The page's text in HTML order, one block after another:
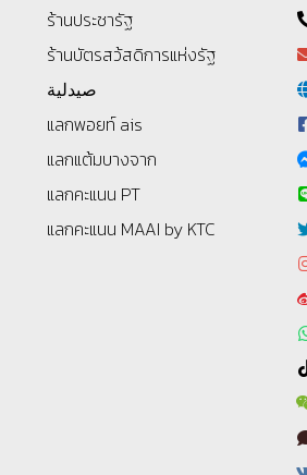
ร้านประชารัฐ
ร้านบัตรสว้สดิการแห่งรัฐ
صيدلية
แลกพอยท์ ais
แลกแต้มบางจาก
แลกคะแนน PT
แลกคะแนน MAAI by KTC